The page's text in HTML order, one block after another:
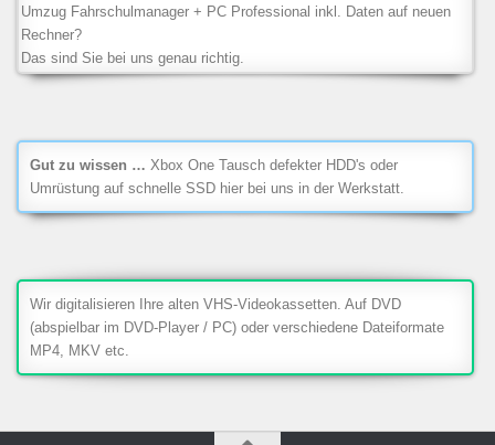
Umzug Fahrschulmanager + PC Professional inkl. Daten auf neuen
Rechner?
Das sind Sie bei uns genau richtig.
Gut zu wissen … Xbox One Tausch defekter HDD's oder
Umrüstung auf schnelle SSD hier bei uns in der Werkstatt.
Wir digitalisieren Ihre alten VHS-Videokassetten. Auf DVD
(abspielbar im DVD-Player / PC) oder verschiedene Dateiformate
MP4, MKV etc.